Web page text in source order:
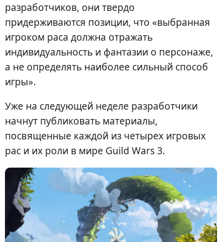
разработчиков, они твердо
придерживаются позиции, что «выбранная
игроком раса должна отражать
индивидуальность и фантазии о персонаже,
а не определять наиболее сильный способ
игры».
Уже на следующей неделе разработчики
начнут публиковать материалы,
посвященные каждой из четырех игровых
рас и их роли в мире Guild Wars 3.